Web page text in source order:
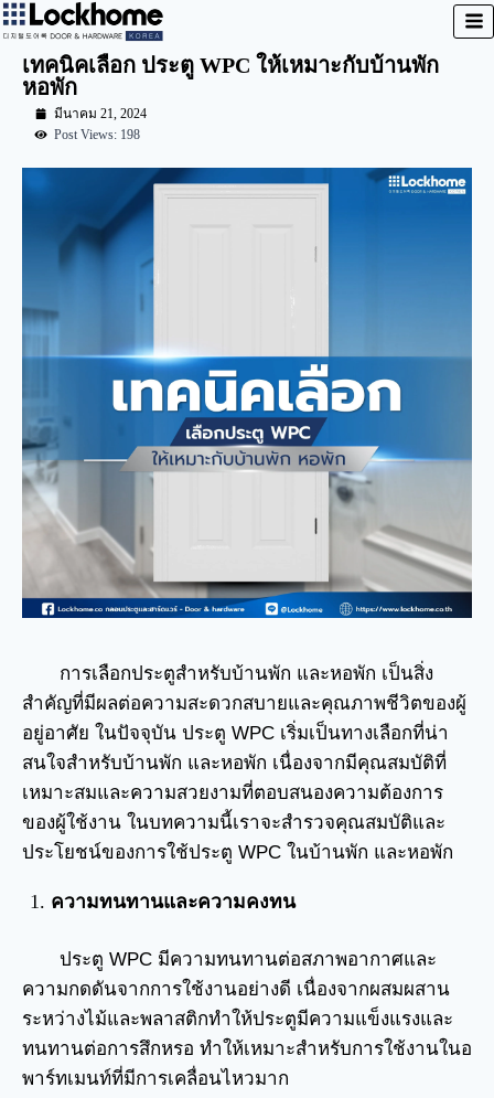
เทคนิคเลือก ประตู WPC ให้เหมาะกับบ้านพัก
หอพัก
มีนาคม 21, 2024
Post Views: 198
การเลือกประตูสำหรับบ้านพัก และหอพัก เป็นสิ่ง
สำคัญที่มีผลต่อความสะดวกสบายและคุณภาพชีวิตของผู้
อยู่อาศัย ในปัจจุบัน ประตู WPC เริ่มเป็นทางเลือกที่น่า
สนใจสำหรับบ้านพัก และหอพัก เนื่องจากมีคุณสมบัติที่
เหมาะสมและความสวยงามที่ตอบสนองความต้องการ
ของผู้ใช้งาน ในบทความนี้เราจะสำรวจคุณสมบัติและ
ประโยชน์ของการใช้ประตู WPC ในบ้านพัก และหอพัก
ความทนทานและความคงทน
ประตู WPC มีความทนทานต่อสภาพอากาศและ
ความกดดันจากการใช้งานอย่างดี เนื่องจากผสมผสาน
ระหว่างไม้และพลาสติกทำให้ประตูมีความแข็งแรงและ
ทนทานต่อการสึกหรอ ทำให้เหมาะสำหรับการใช้งานในอ
พาร์ทเมนท์ที่มีการเคลื่อนไหวมาก